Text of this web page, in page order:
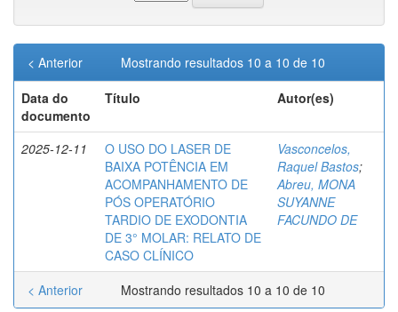
Mostrando resultados 10 a 10 de 10
< Anterior
Data do
documento
Título Autor(es)
2025-12-11
O USO DO LASER DE
BAIXA POTÊNCIA EM
ACOMPANHAMENTO DE
PÓS OPERATÓRIO
TARDIO DE EXODONTIA
DE 3° MOLAR: RELATO DE
CASO CLÍNICO
Vasconcelos,
Raquel Bastos;
Abreu, MONA
SUYANNE
FACUNDO DE
Mostrando resultados 10 a 10 de 10
< Anterior